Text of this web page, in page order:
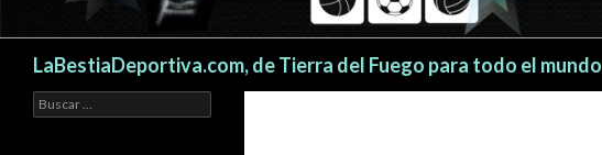
LaBestiaDeportiva.com, de Tierra del Fuego para todo el mundo
Buscar: